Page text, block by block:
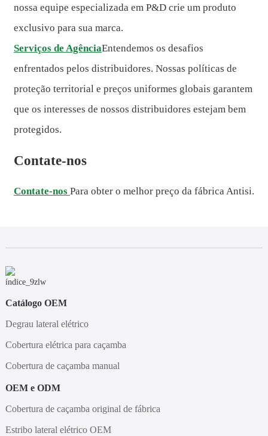
nossa equipe especializada em P&D crie um produto
exclusivo para sua marca.
Serviços de AgênciaEntendemos os desafios
enfrentados pelos distribuidores. Nossas políticas de
proteção territorial e preços uniformes globais garantem
que os interesses de nossos distribuidores estejam bem
protegidos.
Contate-nos
Contate-nos Para obter o melhor preço da fábrica Antisi.
Catálogo OEM
Degrau lateral elétrico
Cobertura elétrica para caçamba
Cobertura de caçamba manual
OEM e ODM
Cobertura de caçamba original de fábrica
Estribo lateral elétrico OEM